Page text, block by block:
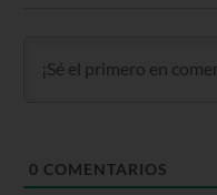
0 COMENTARIOS